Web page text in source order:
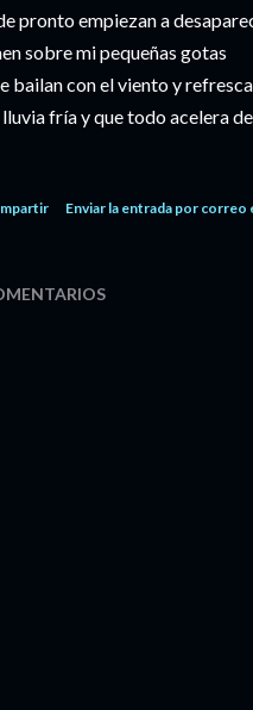
pronto empiezan a
sobre mi pequeñas gotas
bailan con el viento y
lluvia fría y que todo acelera
Enviar la entrada por